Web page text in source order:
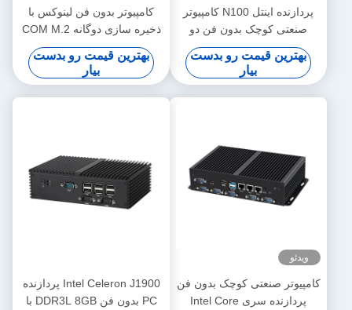
پردازنده اینتل N100 کامپیوتر
صنعتی کوچک بدون فن دو
COM DDR4 رم 4LAN
بهترین قیمت رو بدست
بیار
کامپیوتر بدون فن لینوکس با
ذخیره سازی دوگانه COM M.2
کامپیوتر صنعتی اینتل J6412
مینی
بهترین قیمت رو بدست
بیار
ویدئو
کامپیوتر صنعتی کوچک بدون فن
پردازنده سری Intel Core
Intel Celeron J1900 پردازنده
PC بدون فن DDR3L 8GB با